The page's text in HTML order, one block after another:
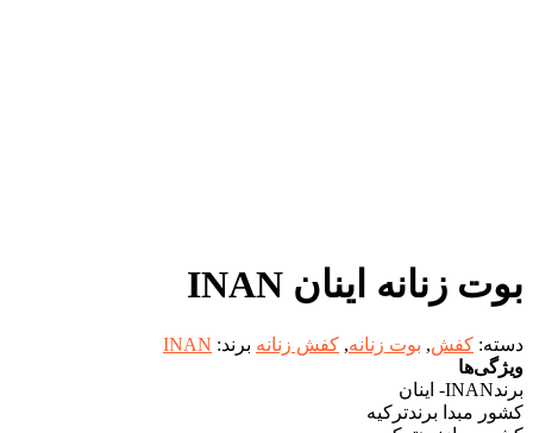
بوت زنانه اینان INAN
دسته: کفش, بوت زنانه, کفش زنانه برند: INAN
ویژگی‌ها
برندINAN- اینان
کشور مبدا برندترکیه